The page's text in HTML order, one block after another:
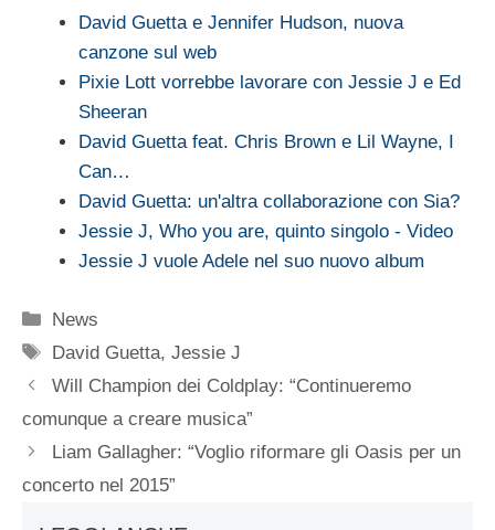
David Guetta e Jennifer Hudson, nuova
canzone sul web
Pixie Lott vorrebbe lavorare con Jessie J e Ed
Sheeran
David Guetta feat. Chris Brown e Lil Wayne, I
Can…
David Guetta: un'altra collaborazione con Sia?
Jessie J, Who you are, quinto singolo - Video
Jessie J vuole Adele nel suo nuovo album
Categorie
News
Tag
David Guetta,Jessie J
Will Champion dei Coldplay: “Continueremo
comunque a creare musica”
Liam Gallagher: “Voglio riformare gli Oasis per un
concerto nel 2015”